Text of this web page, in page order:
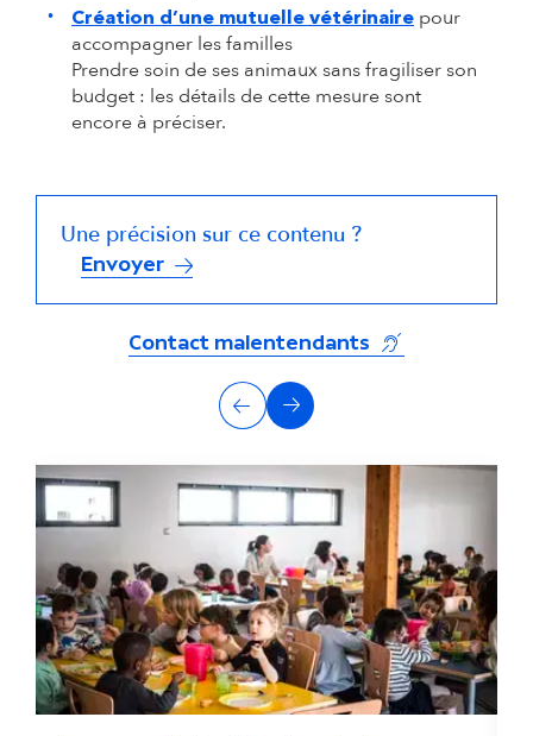
Création d’une mutuelle vétérinaire pour
accompagner les familles
Prendre soin de ses animaux sans fragiliser son
budget : les détails de cette mesure sont
encore à préciser.
Une précision sur ce contenu ?
Envoyer
Contact malentendants (s'ouvre dans
u
t
r
e
s
a
PrécédentSuivant